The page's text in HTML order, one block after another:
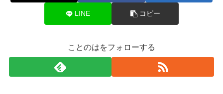
LINE コピー
ことのはをフォローする